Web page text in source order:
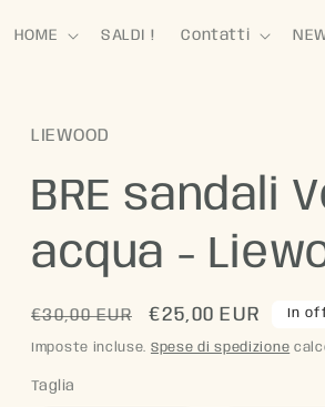
HOME SALDI ! Contatti
LIEWOOD
BRE sandali
acqua -
Prezzo
di
listino
€30,00 EUR
Prezzo
scontato
€25,00 EUR In
Imposte incluse. Spese di spedizione
Taglia